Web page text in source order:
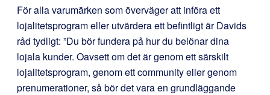
För alla varumärken som överväger att införa ett
lojalitetsprogram eller utvärdera ett befintligt är Davids
råd tydligt: ”Du bör fundera på hur du belönar dina
lojala kunder. Oavsett om det är genom ett särskilt
lojalitetsprogram, genom ett community eller genom
prenumerationer, så bör det vara en grundläggande